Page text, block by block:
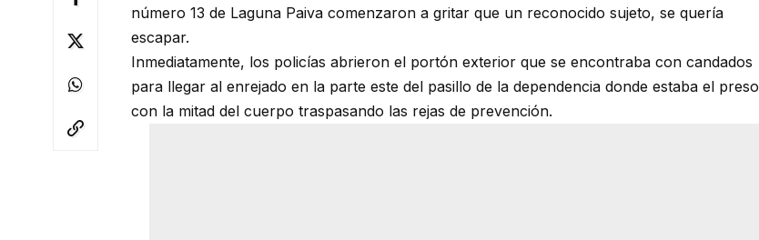
número 13 de Laguna Paiva comenzaron a gritar que un reconocido sujeto, se quería
escapar.
Inmediatamente, los policías abrieron el portón exterior que se encontraba con candados
para llegar al enrejado en la parte este del pasillo de la dependencia donde estaba el preso
con la mitad del cuerpo traspasando las rejas de prevención.